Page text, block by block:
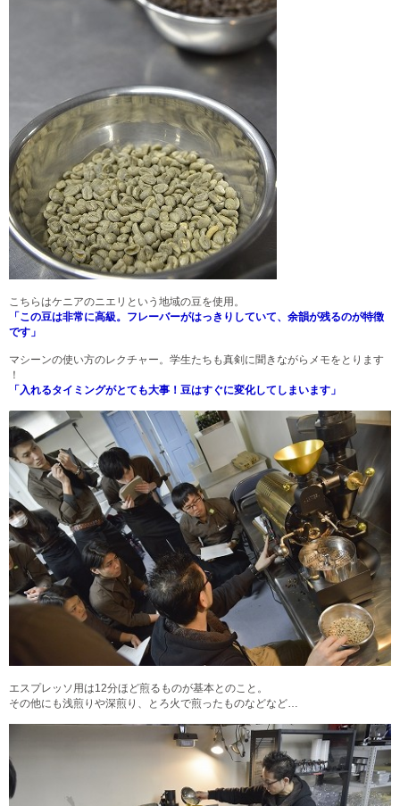
こちらはケニアのニエリという地域の豆を使用。
「この豆は非常に高級。フレーバーがはっきりしていて、余韻が残るのが特徴
です」
マシーンの使い方のレクチャー。学生たちも真剣に聞きながらメモをとります
！
「入れるタイミングがとても大事！豆はすぐに変化してしまいます」
エスプレッソ用は12分ほど煎るものが基本とのこと。
その他にも浅煎りや深煎り、とろ火で煎ったものなどなど…